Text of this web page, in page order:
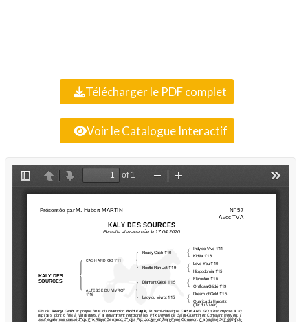
Télécharger le PDF complet
Voir le Catalogue Interactif